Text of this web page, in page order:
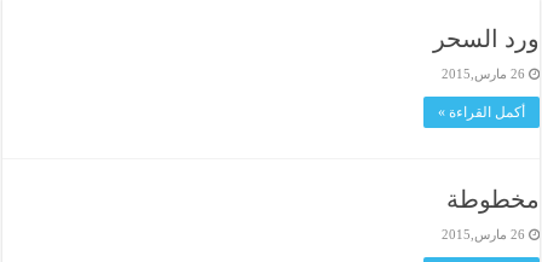
ورد السحر
26 مارس,2015
أكمل القراءة »
مخطوطة
26 مارس,2015